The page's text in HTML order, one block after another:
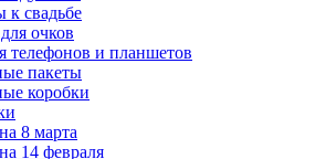
к свадьбе
очков
телефонов и планшетов
пакеты
коробки
8 марта
14 февраля